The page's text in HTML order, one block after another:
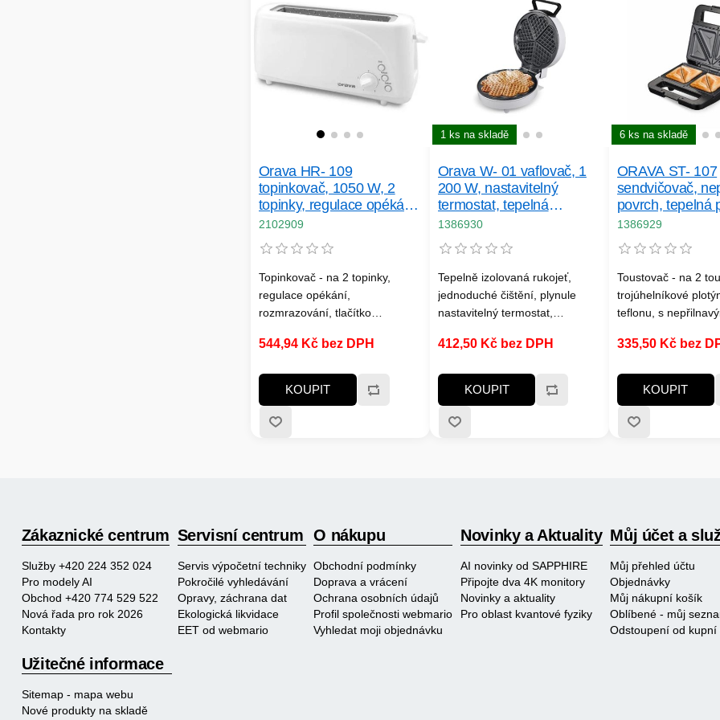
Orava HR- 109
topinkovač, 1050 W, 2
topinky, regulace opékání,
automatické vypnutí,
2102909
Topinkovač - na 2 topinky,
regulace opékání,
rozmrazování, tlačítko
automatické vypnutí a světelná
vyjímatelná miska na drobky,
příkon 1050 W, materiál plast,
barva bílá
544,94 Kč bez DPH
KOUPIT
1 ks na skladě
Orava W- 01 vaflovač, 1
200 W, nastavitelný
termostat, tepelná
pojistka, nepřilnavá
1386930
Tepelně izolovaná rukojeť,
jednoduché čištění, plynule
nastavitelný termostat,
412,50 Kč bez DPH
KOUPIT
6 ks na skladě
ORAVA ST- 107
sendvičovač,
povrch, tepelná
kontrolky, černý /
1386929
Toustovač - na 2
trojúhelníkové
teflonu, s
× 23 × 14 cm
ochranou proti
uzamykatelný,
izolovaná rukojeť a
335,50 Kč bez
KOUPIT
Zákaznické centrum
Služby +420 224 352 024
Pro modely AI
Obchod +420 774 529 522
Nová řada pro rok 2026
Kontakty
Servisní centrum
Servis výpočetní techniky
Pokročilé vyhledávání
Opravy, záchrana dat
Ekologická likvidace
EET od webmario
O nákupu
Obchodní podmínky
Doprava a vrácení
Ochrana osobních údajů
Profil společnosti webmario
Vyhledat moji objednávku
Novinky a Aktuality
AI novinky od SAPPHIRE
Připojte dva 4K monitory
Novinky a aktuality
Pro oblast kvantové fyziky
Můj účet a
Můj přehled účtu
Objednávky
Můj nákupní košík
Oblíbené - můj
Odstoupení od kupní
Užitečné informace
Sitemap - mapa webu
Nové produkty na skladě